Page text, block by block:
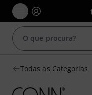
Todas as Categorias